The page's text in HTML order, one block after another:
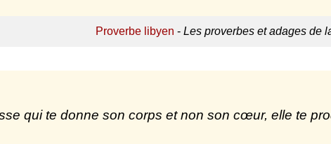
Proverbe libyen - Les proverbes et adages de
qui te donne son corps et non son cœur, elle te